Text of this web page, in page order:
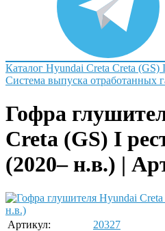
Каталог Hyundai Creta Creta (GS)
Система выпуска отработанных
Гофра
Creta (GS) I
(2020– н.в.) |
Артикул:
20327